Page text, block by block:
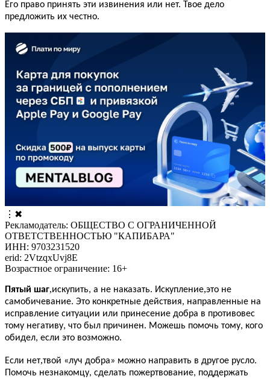
Его право принять эти извинения или нет. Твое дело
предложить их честно.
⋮ ✖
Рекламодатель: ОБЩЕСТВО С ОГРАНИЧЕННОЙ
ОТВЕТСТВЕННОСТЬЮ "КАПИБАРА"
ИНН: 9703231520
erid: 2VtzqxUvj8E
Возрастное ограничение: 16+
Пятый шаг,искупить, а не наказать. Искупление,это не
самобичевание. Это конкретные действия, направленные на
исправление ситуации или принесение добра в противовес
тому негативу, что был причинен. Можешь помочь тому, кого
обидел, если это возможно.
Если нет,твой «луч добра» можно направить в другое русло.
Помочь незнакомцу, сделать пожертвование, поддержать